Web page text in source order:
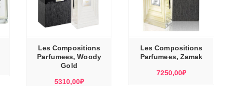
ТОВАР
ИМЕЕТ
МОЖНО
ВЫБРАТЬ
НА
СТРАНИЦЕ
Les Compositions
Parfumees, Woody
Gold
5310,00₽
ВЫБЕРИТЕ
ПАРАМЕТРЫ
ЭТОТ
ТОВАР
ИМЕЕТ
НЕСКОЛЬКО
МОЖНО
ВЫБРАТЬ
НА
СТРАНИЦЕ
Les Compositions
Parfumees, Zamak
7250,00₽